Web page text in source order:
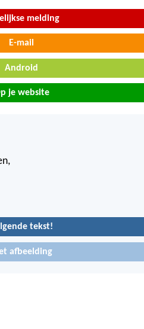
melding
E-mail
Android
je website
tekst!
afbeelding